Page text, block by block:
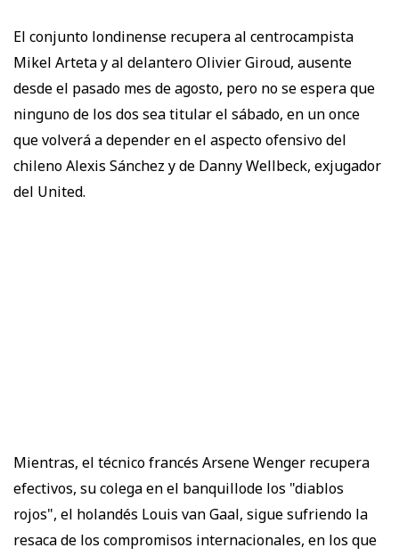
El conjunto londinense recupera al centrocampista
Mikel Arteta y al delantero Olivier Giroud, ausente
desde el pasado mes de agosto, pero no se espera que
ninguno de los dos sea titular el sábado, en un once
que volverá a depender en el aspecto ofensivo del
chileno Alexis Sánchez y de Danny Wellbeck, exjugador
del United.
Mientras, el técnico francés Arsene Wenger recupera
efectivos, su colega en el banquillode los "diablos
rojos", el holandés Louis van Gaal, sigue sufriendo la
resaca de los compromisos internacionales, en los que